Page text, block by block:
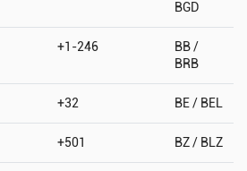
BGD
+1-246
BB /
BRB
+32 BE / BEL
+501 BZ / BLZ